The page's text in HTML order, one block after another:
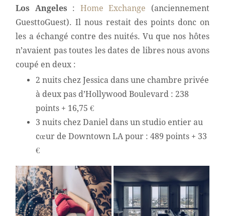
Los Angeles : Home Exchange (anciennement
GuesttoGuest). Il nous restait des points donc on
les a échangé contre des nuités. Vu que nos hôtes
n’avaient pas toutes les dates de libres nous avons
coupé en deux :
2 nuits chez Jessica dans une chambre privée
à deux pas d’Hollywood Boulevard : 238
points + 16,75 €
3 nuits chez Daniel dans un studio entier au
cœur de Downtown LA pour : 489 points + 33
€